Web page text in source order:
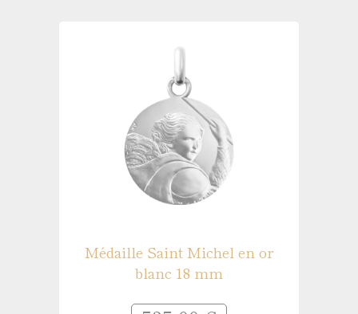
Médaille Saint Michel en or
blanc 18 mm